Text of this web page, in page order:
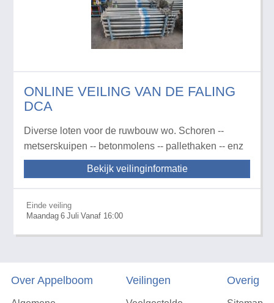
ONLINE VEILING VAN DE FALING
DCA
Diverse loten voor de ruwbouw wo. Schoren --
metserskuipen -- betonmolens -- pallethaken -- enz
Bekijk veilinginformatie
Einde veiling
Maandag 6 Juli Vanaf 16:00
Over Appelboom Veilingen Overig